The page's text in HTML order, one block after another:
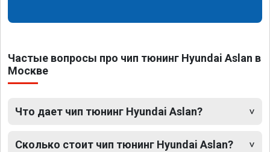
Частые вопросы про чип тюнинг Hyundai Aslan в
Москве
Что дает чип тюнинг Hyundai Aslan?
Сколько стоит чип тюнинг Hyundai Aslan?